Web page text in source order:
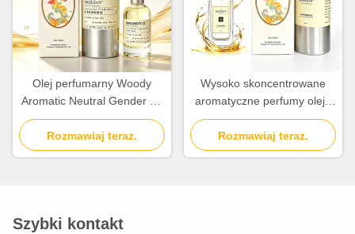
Olej perfumarny Woody
Aromatic Neutral Gender Oil
i olejek zapachowy do
codziennego użytku
Rozmawiaj teraz.
Wysoko skoncentrowane
aromatyczne perfumy oleje
zapachowe do tworzenia
zapachów
Rozmawiaj teraz.
Szybki kontakt